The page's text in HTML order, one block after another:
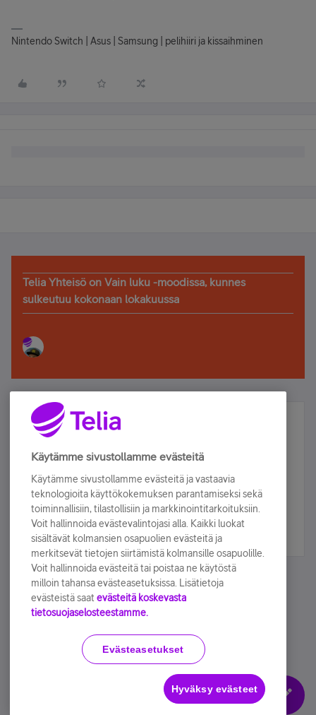
Nintendo Switch | Asus | Samsung | pelihiiri ja kissaihminen
Telia Yhteisö on Vain luku -moodissa, kunnes
sulkeutuu kokonaan lokakuussa
Älä jää paitsi – osallistu ja voita!
Tilaa Telian uutiskirje ja olet mukana arvonnassa.
sähköpostiisi.
Tilaa nyt
Käyttöehdot Accessibility statement
Evästeasetukset
Käytämme sivustollamme evästeitä
Käytämme sivustollamme evästeitä ja vastaavia
teknologioita käyttökokemuksen parantamiseksi sekä
toiminnallisiin, tilastollisiin ja markkinointitarkoituksiin.
Voit hallinnoida evästevalintojasi alla. Kaikki luokat
sisältävät kolmansien osapuolien evästeitä ja
merkitsevät tietojen siirtämistä kolmansille osapuolille.
Voit hallinnoida evästeitä tai poistaa ne käytöstä
milloin tahansa evästeasetuksissa. Lisätietoja
evästeistä saat evästeitä koskevasta
tietosuojaselosteestamme.
Evästeasetukset
Hyväksy evästeet